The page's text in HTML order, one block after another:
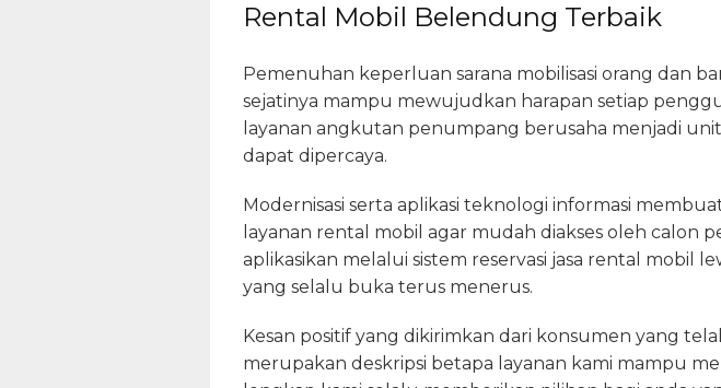
Rental Mobil Belendung Terbaik
Pemenuhan keperluan sarana mobilisasi orang dan
sejatinya mampu mewujudkan harapan setiap
layanan angkutan penumpang berusaha menjadi
dapat dipercaya.
Modernisasi serta aplikasi teknologi informasi
layanan rental mobil agar mudah diakses oleh calon
aplikasikan melalui sistem reservasi jasa rental mobil
yang selalu buka terus menerus.
Kesan positif yang dikirimkan dari konsumen yang
merupakan deskripsi betapa layanan kami mampu